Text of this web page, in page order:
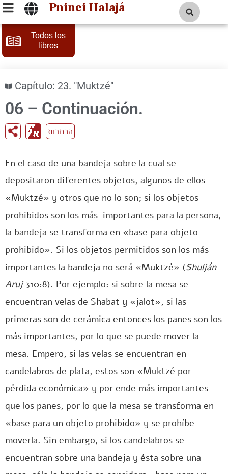
Pninei Halajá
Todos los
libros
Capítulo: 23. "Muktzé"
06 – Continuación.
הרחבות
En el caso de una bandeja sobre la cual se
depositaron diferentes objetos, algunos de ellos
«Muktzé» y otros que no lo son; si los objetos
prohibidos son los más importantes para la persona,
la bandeja se transforma en «base para objeto
prohibido». Si los objetos permitidos son los más
importantes la bandeja no será «Muktzé» (Shulján
Aruj310:8). Por ejemplo: si sobre la mesa se
encuentran velas de Shabat y «jalot», si las
primeras son de cerámica entonces los panes son los
más importantes, por lo que se puede mover la
mesa. Empero, si las velas se encuentran en
candelabros de plata, estos son «Muktzé por
pérdida económica» y por ende más importantes
que los panes, por lo que la mesa se transforma en
«base para un objeto prohibido» y se prohíbe
moverla. Sin embargo, si los candelabros se
encuentran sobre una bandeja y ésta sobre una